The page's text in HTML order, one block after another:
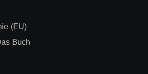
(EU)
Buch